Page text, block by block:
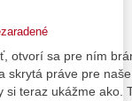
otvorí sa pre ním
skrytá práve pre
si teraz ukážme ako.